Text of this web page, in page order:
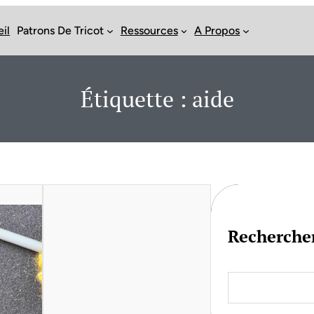
Patrons De Tricot Ressources A Propos
Étiquette : aide
a